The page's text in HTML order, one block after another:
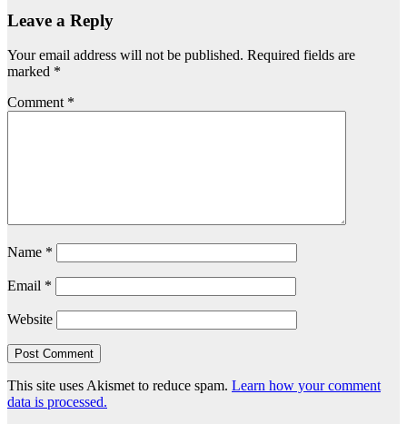
Leave a Reply
Your email address will not be published. Required fields are
marked *
Comment *
Name *
Email *
Website
This site uses Akismet to reduce spam. Learn how your comment
data is processed.